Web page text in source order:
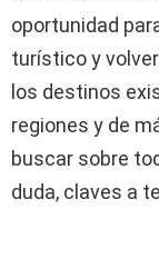
oportunidad
turístico y
los destinos
regiones y de
buscar sobre
duda, claves a